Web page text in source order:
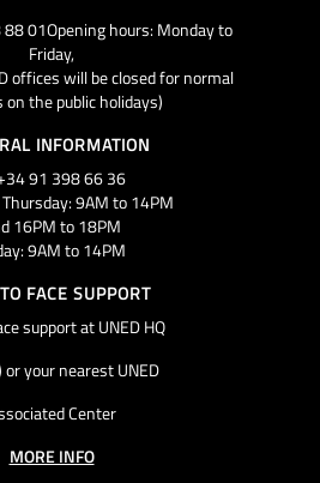
01Opening hours: Monday to
Friday,
offices will be closed for normal
on the public holidays)
INFORMATION
91 398 66 36
9AM to 14PM
16PM to 18PM
9AM to 14PM
FACE SUPPORT
support at UNED HQ
or your nearest UNED
Center
MORE INFO